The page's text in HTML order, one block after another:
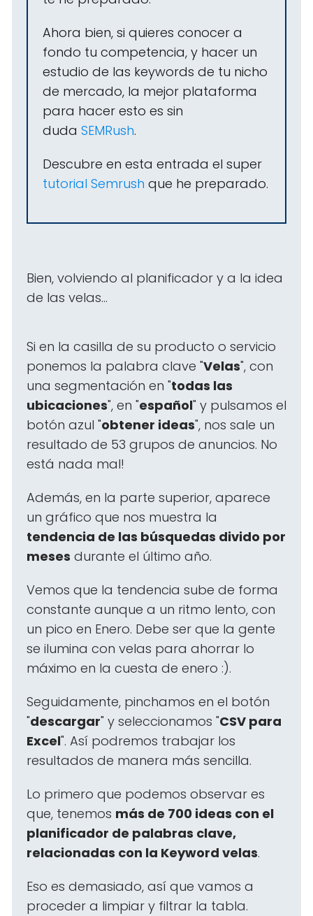
Ahora bien, si quieres conocer a
fondo tu competencia, y hacer un
estudio de las keywords de tu nicho
de mercado, la mejor plataforma
para hacer esto es sin
duda SEMRush.
Descubre en esta entrada el super
tutorial Semrush que he preparado.
Bien, volviendo al planificador y a la idea
de las velas...
Si en la casilla de su producto o servicio
ponemos la palabra clave "Velas", con
una segmentación en "todas las
ubicaciones", en "español" y pulsamos el
botón azul "obtener ideas", nos sale un
resultado de 53 grupos de anuncios. No
está nada mal!
Además, en la parte superior, aparece
un gráfico que nos muestra la
tendencia de las búsquedas divido por
meses durante el último año.
Vemos que la tendencia sube de forma
constante aunque a un ritmo lento, con
un pico en Enero. Debe ser que la gente
se ilumina con velas para ahorrar lo
máximo en la cuesta de enero :).
Seguidamente, pinchamos en el botón
"descargar" y seleccionamos "CSV para
Excel". Así podremos trabajar los
resultados de manera más sencilla.
Lo primero que podemos observar es
que, tenemos más de 700 ideas con el
planificador de palabras clave,
relacionadas con la Keyword velas.
Eso es demasiado, así que vamos a
proceder a limpiar y filtrar la tabla.